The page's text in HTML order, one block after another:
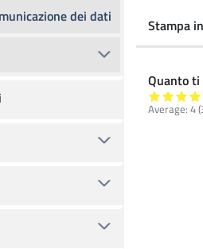
Stampa
Quanto
Average: 4(
dei dati